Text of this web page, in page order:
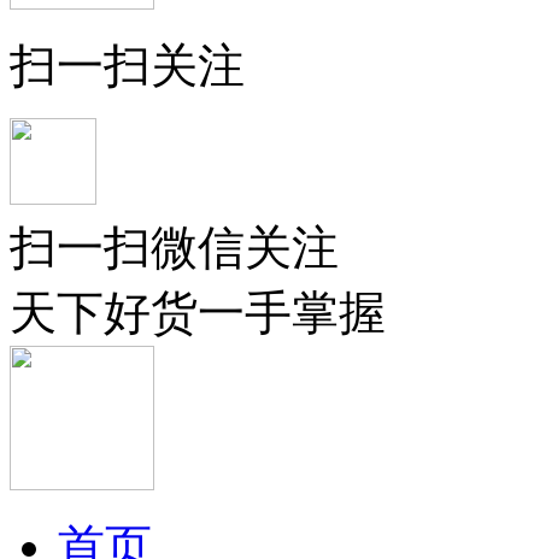
扫一扫关注
扫一扫微信关注
天下好货一手掌握
首页